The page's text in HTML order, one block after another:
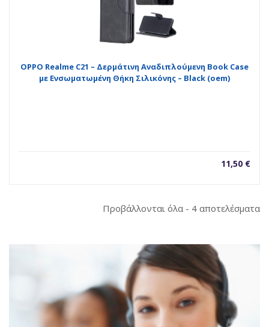
OPPO Realme C21 – Δερμάτινη Αναδιπλούμενη Book Case
με Ενσωματωμένη Θήκη Σιλικόνης – Black (oem)
11,50 €
Προβάλλονται όλα - 4 αποτελέσματα